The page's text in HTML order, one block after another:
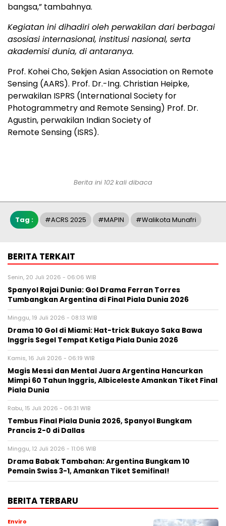
bangsa,” tambahnya.
Kegiatan ini dihadiri oleh perwakilan dari berbagai
asosiasi internasional, institusi nasional, serta
akademisi dunia, di antaranya.
Prof. Kohei Cho, Sekjen Asian Association on Remote
Sensing (AARS). Prof. Dr.-Ing. Christian Heipke,
perwakilan ISPRS (International Society for
Photogrammetry and Remote Sensing) Prof. Dr.
Agustin, perwakilan Indian Society of
Remote Sensing (ISRS).
Berita ini 102 kali dibaca
Tag : #ACRS 2025 #MAPIN #Walikota Munafri
BERITA TERKAIT
Senin, 20 Juli 2026 - 06:06 WIB
Spanyol Rajai Dunia: Gol Drama Ferran Torres
Tumbangkan Argentina di Final Piala Dunia 2026
Minggu, 19 Juli 2026 - 08:13 WIB
Drama 10 Gol di Miami: Hat-trick Bukayo Saka Bawa
Inggris Segel Tempat Ketiga Piala Dunia 2026
Kamis, 16 Juli 2026 - 06:19 WIB
Magis Messi dan Mental Juara Argentina Hancurkan
Mimpi 60 Tahun Inggris, Albiceleste Amankan Tiket Final
Piala Dunia
Rabu, 15 Juli 2026 - 06:31 WIB
Tembus Final Piala Dunia 2026, Spanyol Bungkam
Prancis 2-0 di Dallas
Minggu, 12 Juli 2026 - 11:06 WIB
Drama Babak Tambahan: Argentina Bungkam 10
Pemain Swiss 3-1, Amankan Tiket Semifinal!
BERITA TERBARU
Enviro